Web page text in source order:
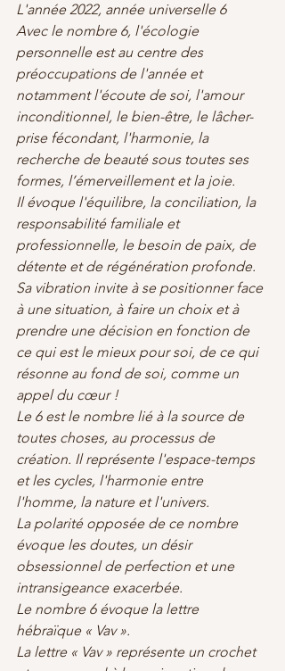
L'année 2022, année universelle 6
Avec le nombre 6, l'écologie
personnelle est au centre des
préoccupations de l'année et
notamment l'écoute de soi, l'amour
inconditionnel, le bien-être, le lâcher-
prise fécondant, l'harmonie, la
recherche de beauté sous toutes ses
formes, l’émerveillement et la joie.
Il évoque l'équilibre, la conciliation, la
responsabilité familiale et
professionnelle, le besoin de paix, de
détente et de régénération profonde.
Sa vibration invite à se positionner face
à une situation, à faire un choix et à
prendre une décision en fonction de
ce qui est le mieux pour soi, de ce qui
résonne au fond de soi, comme un
appel du cœur !
Le 6 est le nombre lié à la source de
toutes choses, au processus de
création. Il représente l'espace-temps
et les cycles, l'harmonie entre
l'homme, la nature et l'univers.
La polarité opposée de ce nombre
évoque les doutes, un désir
obsessionnel de perfection et une
intransigeance exacerbée.
Le nombre 6 évoque la lettre
hébraïque « Vav ».
La lettre « Vav » représente un crochet